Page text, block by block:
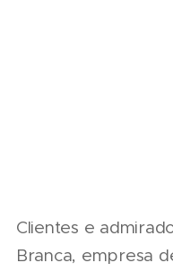
Clientes e
Branca, empresa